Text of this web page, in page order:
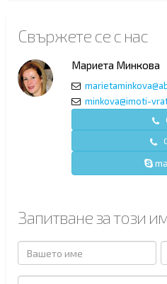
Свържете се с нас
Мариета Минкова
minkova@imoti-
Запитване за този